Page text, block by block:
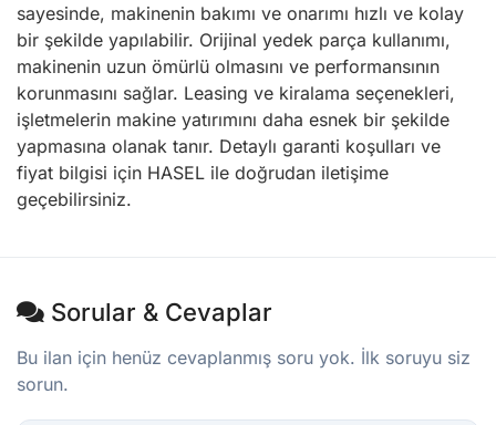
sayesinde, makinenin bakımı ve onarımı hızlı ve kolay
bir şekilde yapılabilir. Orijinal yedek parça kullanımı,
makinenin uzun ömürlü olmasını ve performansının
korunmasını sağlar. Leasing ve kiralama seçenekleri,
işletmelerin makine yatırımını daha esnek bir şekilde
yapmasına olanak tanır. Detaylı garanti koşulları ve
fiyat bilgisi için HASEL ile doğrudan iletişime
geçebilirsiniz.
Sorular & Cevaplar
Bu ilan için henüz cevaplanmış soru yok. İlk soruyu siz
sorun.